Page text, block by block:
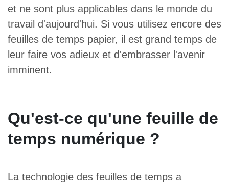
et ne sont plus applicables dans le monde du
travail d'aujourd'hui. Si vous utilisez encore des
feuilles de temps papier, il est grand temps de
leur faire vos adieux et d'embrasser l'avenir
imminent.
Qu'est-ce qu'une feuille de
temps numérique ?
La technologie des feuilles de temps a